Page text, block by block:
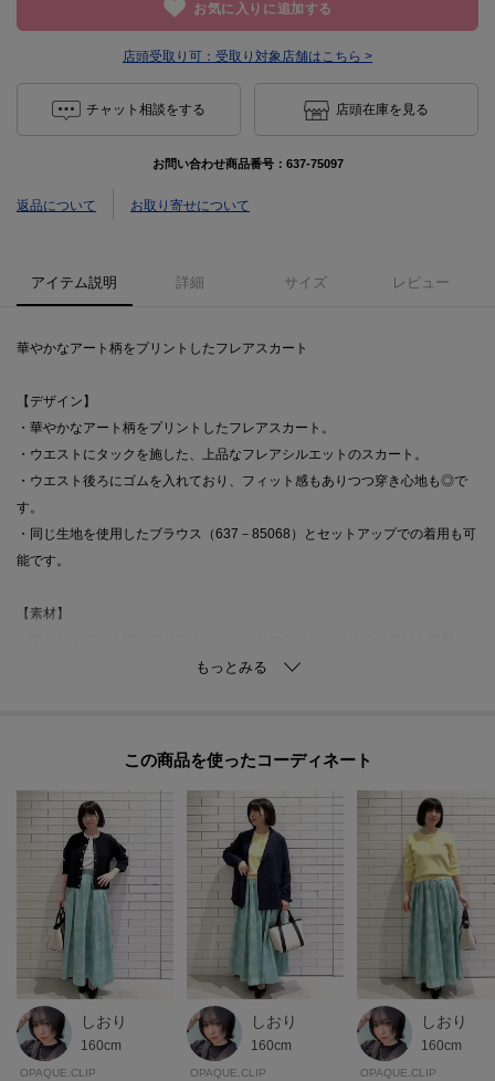
お気に入りに追加する
店頭受取り可： 受取り対象店舗はこちら >
チャット相談をする 店頭在庫を見る
お問い合わせ商品番号： 637-75097
返品について お取り寄せについて
アイテム説明 詳細 サイズ レビュー
華やかなアート柄をプリントしたフレアスカート
【デザイン】
・華やかなアート柄をプリントしたフレアスカート。
・ウエストにタックを施した、上品なフレアシルエットのスカート。
・ウエスト後ろにゴムを入れており、フィット感もありつつ穿き心地も◎で
す。
・同じ生地を使用したブラウス（637－85068）とセットアップでの着用も可
能です。
【素材】
・マシンウォッシャブルでお手入れも簡単です。
・ウエスト後ろゴム入り
・裏地あり
・ポケットなし
※こちらの商品はやや透け感があります。
※照明の関係により、実際よりも色味が違って見える場合があります。ま
た、パソコン・スマートフォンなどの環境により、若干製品と画像のカラー
が異なる場合もございます。
モデル情報：身長163cm B82 W62 H91 着用サイズ：38（M）
この商品を使った
しおり
160cm
OPAQUE.CLIP
しおり
160cm
OPAQUE.CLIP
しおり
160cm
OPAQUE.CLIP